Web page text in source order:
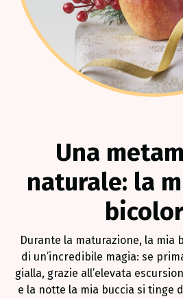
Una
naturale: la
Durante la maturazione, la mia
di un’incredibile magia: se
gialla, grazie all’elevata
e la notte la mia buccia si tinge